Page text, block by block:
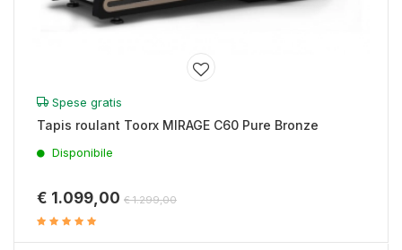
Spese gratis
Tapis roulant Toorx MIRAGE C60 Pure Bronze
Disponibile
€ 1.099,00 € 1.299,00